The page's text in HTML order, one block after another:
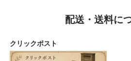
配送・送料に
クリックポスト